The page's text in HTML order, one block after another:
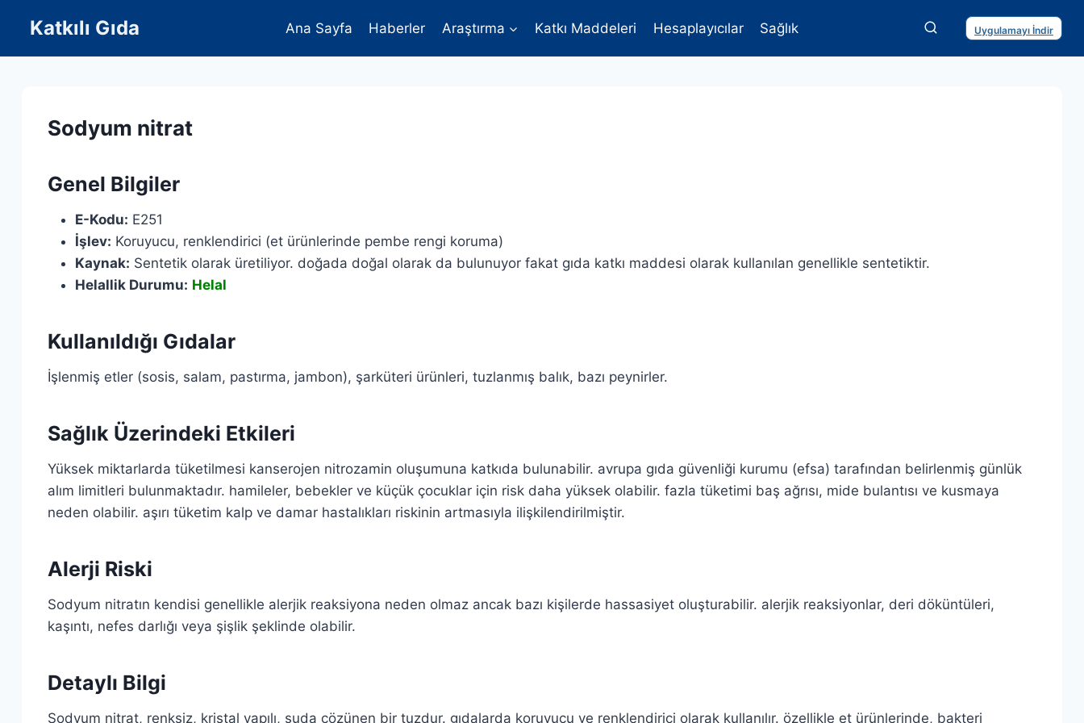
content
Katkılı Gıda Ana Sayfa Haberler Araştırma Katkı Maddeleri Hesaplayıcılar Sağlık Uygulamayı İndir
Sodyum nitrat
Genel Bilgiler
E-Kodu: E251
İşlev: Koruyucu, renklendirici (et ürünlerinde pembe rengi koruma)
Kaynak: Sentetik olarak üretiliyor. doğada doğal olarak da bulunuyor fakat gıda katkı maddesi olarak kullanılan genellikle sentetiktir.
Helallik Durumu: Helal
Kullanıldığı Gıdalar
İşlenmiş etler (sosis, salam, pastırma, jambon), şarküteri ürünleri, tuzlanmış balık, bazı peynirler.
Sağlık Üzerindeki Etkileri
Yüksek miktarlarda tüketilmesi kanserojen nitrozamin oluşumuna katkıda bulunabilir. avrupa gıda güvenliği kurumu (efsa) tarafından belirlenmiş günlük
alım limitleri bulunmaktadır. hamileler, bebekler ve küçük çocuklar için risk daha yüksek olabilir. fazla tüketimi baş ağrısı, mide bulantısı ve kusmaya
neden olabilir. aşırı tüketim kalp ve damar hastalıkları riskinin artmasıyla ilişkilendirilmiştir.
Alerji Riski
Sodyum nitratın kendisi genellikle alerjik reaksiyona neden olmaz ancak bazı kişilerde hassasiyet oluşturabilir. alerjik reaksiyonlar, deri döküntüleri,
kaşıntı, nefes darlığı veya şişlik şeklinde olabilir.
Detaylı Bilgi
Sodyum nitrat, renksiz, kristal yapılı, suda çözünen bir tuzdur. gıdalarda koruyucu ve renklendirici olarak kullanılır. özellikle et ürünlerinde, bakteri